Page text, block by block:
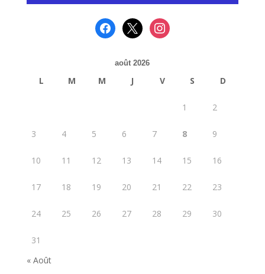
facebook
x instagram
août 2026
L M M J V S D
1 2
3 4 5 6 7 8 9
10 11 12 13 14 15 16
17 18 19 20 21 22 23
24 25 26 27 28 29 30
31
« Août